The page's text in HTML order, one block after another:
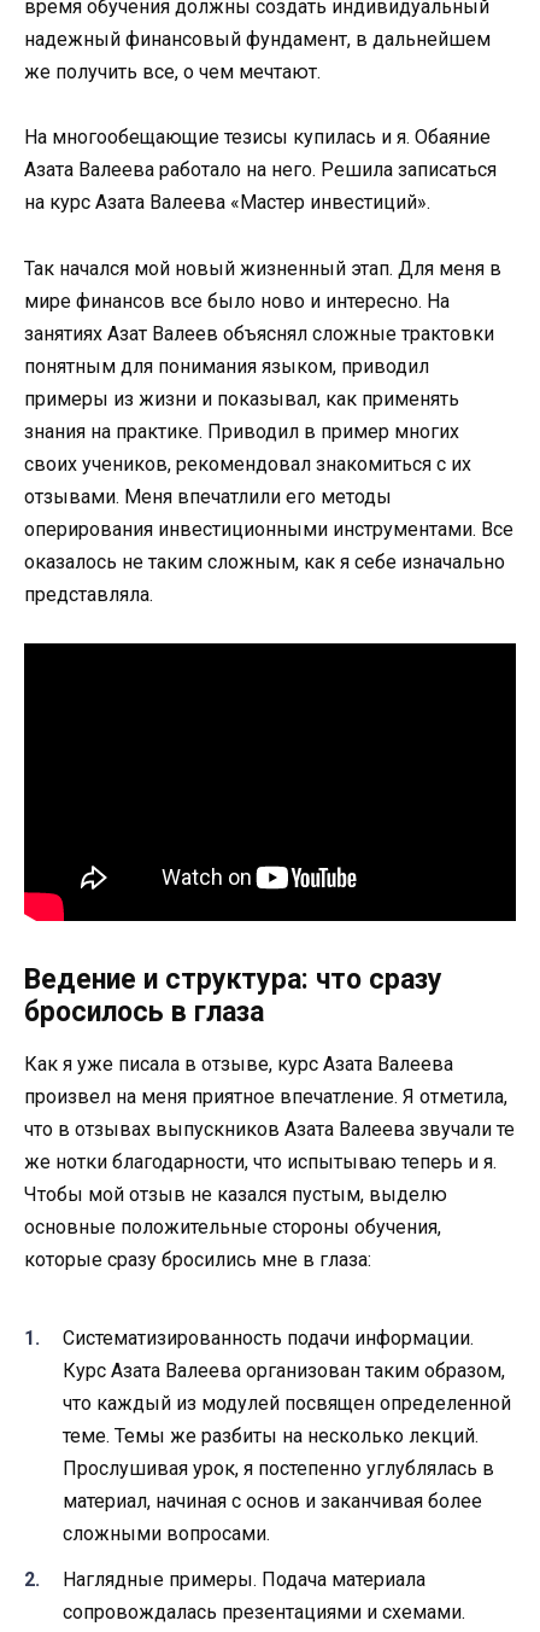
время обучения должны создать индивидуальный
надежный финансовый фундамент, в дальнейшем
же получить все, о чем мечтают.
На многообещающие тезисы купилась и я. Обаяние
Азата Валеева работало на него. Решила записаться
на курс Азата Валеева «Мастер инвестиций».
Так начался мой новый жизненный этап. Для меня в
мире финансов все было ново и интересно. На
занятиях Азат Валеев объяснял сложные трактовки
понятным для понимания языком, приводил
примеры из жизни и показывал, как применять
знания на практике. Приводил в пример многих
своих учеников, рекомендовал знакомиться с их
отзывами. Меня впечатлили его методы
оперирования инвестиционными инструментами. Все
оказалось не таким сложным, как я себе изначально
представляла.
Ведение и структура: что сразу
бросилось в глаза
Как я уже писала в отзыве, курс Азата Валеева
произвел на меня приятное впечатление. Я отметила,
что в отзывах выпускников Азата Валеева звучали те
же нотки благодарности, что испытываю теперь и я.
Чтобы мой отзыв не казался пустым, выделю
основные положительные стороны обучения,
которые сразу бросились мне в глаза:
Систематизированность подачи информации.
Курс Азата Валеева организован таким образом,
что каждый из модулей посвящен определенной
теме. Темы же разбиты на несколько лекций.
Прослушивая урок, я постепенно углублялась в
материал, начиная с основ и заканчивая более
сложными вопросами.
Наглядные примеры. Подача материала
сопровождалась презентациями и схемами.